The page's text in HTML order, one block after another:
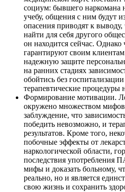
социум: бывшего наркомана
учебу, общения с ним будут
опасения приводят к
найти для себя другого
он находится сейчас. Однако
гарантируют своим
надежную защите
на ранних стадиях
обойтись без
терапевтические процедуры
Формирование мотивации.
окружено множеством
заблуждение, что
победить невозможно, и
результатов. Кроме того,
побочные эффекты от
наркологической области,
последствия употребления
мифы и доказать больному,
реально, но и является
свою жизнь и сохранить